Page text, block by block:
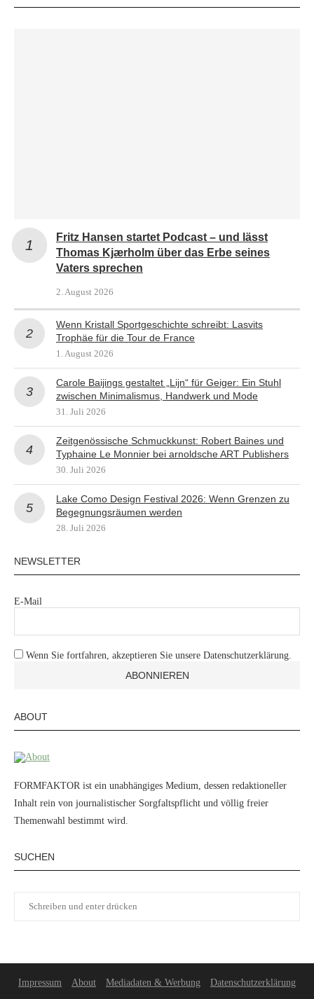
Fritz Hansen startet Podcast – und lässt
Thomas Kjærholm über das Erbe seines
Vaters sprechen
2. August 2026
Wenn Kristall Sportgeschichte schreibt: Lasvits
Trophäe für die Tour de France
1. August 2026
Carole Baijings gestaltet „Lijn“ für Geiger: Ein Stuhl
zwischen Minimalismus, Handwerk und Mode
31. Juli 2026
Zeitgenössische Schmuckkunst: Robert Baines und
Typhaine Le Monnier bei arnoldsche ART Publishers
30. Juli 2026
Lake Como Design Festival 2026: Wenn Grenzen zu
Begegnungsräumen werden
28. Juli 2026
NEWSLETTER
E-Mail
Wenn Sie fortfahren, akzeptieren Sie unsere Datenschutzerklärung.
ABOUT
FORMFAKTOR ist ein unabhängiges Medium, dessen redaktioneller
Inhalt rein von journalistischer Sorgfaltspflicht und völlig freier
Themenwahl bestimmt wird.
SUCHEN
Impressum About Mediadaten & Werbung Datenschutzerklärung